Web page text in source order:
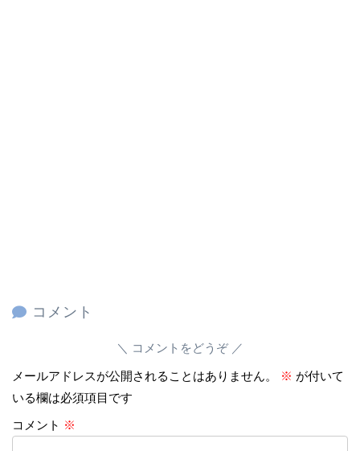
コメント
コメントをどうぞ
メールアドレスが公開されることはありません。 ※ が付いて
いる欄は必須項目です
コメント ※